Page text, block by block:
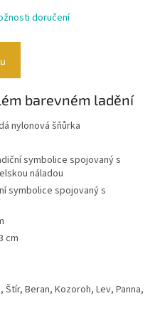
doručení
barevném ladění
nylonová šňůrka
symbolice spojovaný s
náladou
symbolice spojovaný s
cm
Beran, Kozoroh, Lev, Panna,